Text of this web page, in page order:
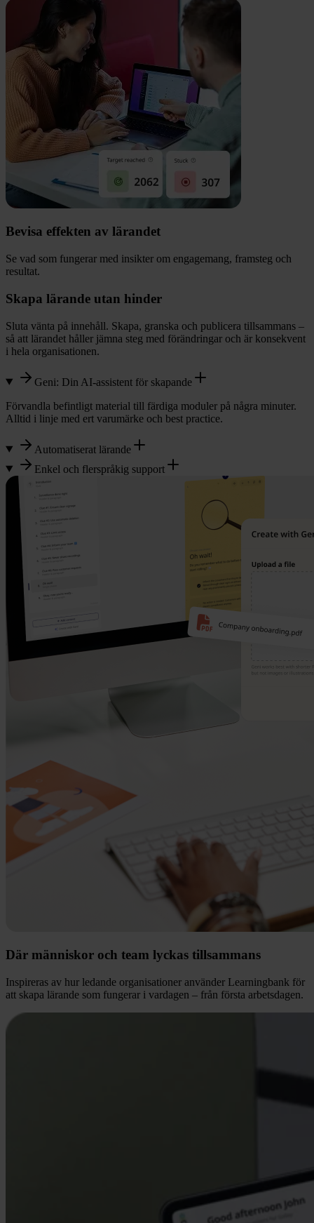
Bevisa effekten av lärandet
Se vad som fungerar med insikter om engagemang, framsteg och
resultat.
Skapa lärande utan hinder
Sluta vänta på innehåll. Skapa, granska och publicera tillsammans –
så att lärandet håller jämna steg med förändringar och är konsekvent
i hela organisationen.
Geni: Din AI-assistent för skapande
Förvandla befintligt material till färdiga moduler på några minuter.
Alltid i linje med ert varumärke och best practice.
Automatiserat lärande
Enkel och flerspråkig support
Där människor och team lyckas tillsammans
Inspireras av hur ledande organisationer använder Learningbank för
att skapa lärande som fungerar i vardagen – från första arbetsdagen.